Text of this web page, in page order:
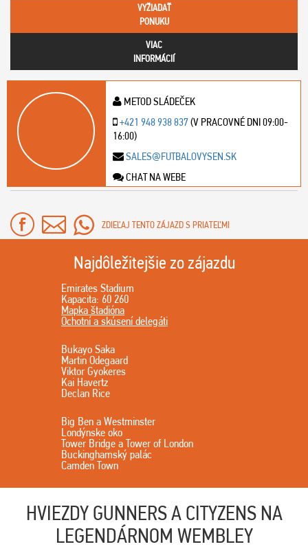
VYŽIADAŤ
PONUKU
VIAC
INFORMÁCIÍ
METOD SLÁDEČEK
+421 948 938 837(V PRACOVNÉ DNI 09:00-
16:00)
SALES@FUTBALOVYSEN.SK
CHAT NA WEBE
ZDIEĽAJ TENTO ZÁJAZD S PRIATEĽMI
Najdôležitejšie zo zájazdu
Emirates Stadium
Kapacita: 60 260
Mapka štadióna
Ochotní a skúsení delegáti
Bukayo Saka
Martin Odegaard
Viktor Gyokeres
Kai Havertz
Declan Rice
Big Ben a Westminster
Londýnske oko
Tower Bridge a Tower of London
Buckinghamský palác
Camden Town
HVIEZDY GUNNERS A CITYZENS NA
LEGENDÁRNOM WEMBLEY